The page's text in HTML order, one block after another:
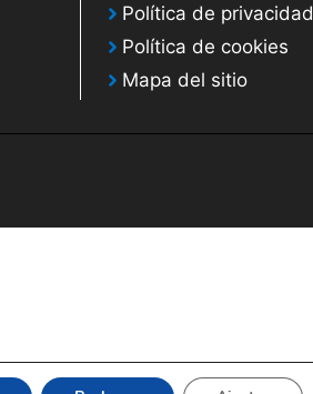
Política de privacidad
Política de cookies
Mapa del sitio